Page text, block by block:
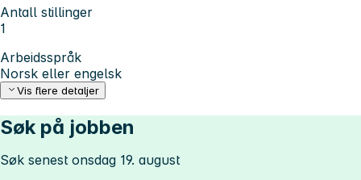
Antall stillinger
1
Arbeidsspråk
Norsk eller engelsk
Vis flere detaljer
Søk på jobben
Søk senest onsdag 19. august